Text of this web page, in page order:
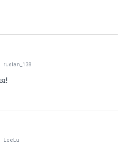
ruslan_138
LeeLu